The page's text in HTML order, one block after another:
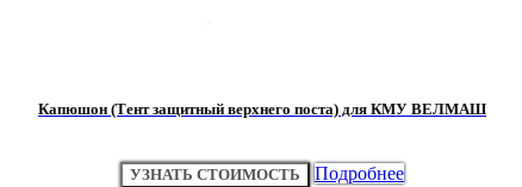
Капюшон (Тент защитный верхнего поста) для КМУ ВЕЛМАШ
УЗНАТЬ СТОИМОСТЬ Подробнее